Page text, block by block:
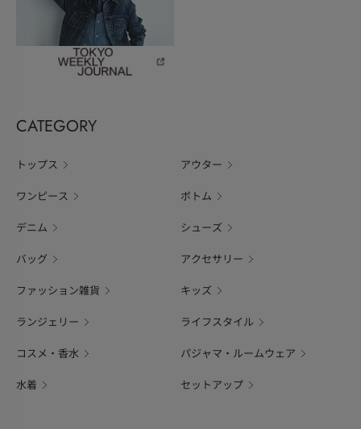
CATEGORY
トップス アウター
ワンピース ボトム
デニム シューズ
バッグ アクセサリー
ファッション雑貨 キッズ
ランジェリー ライフスタイル
コスメ・香水 パジャマ・ルームウェア
水着 セットアップ